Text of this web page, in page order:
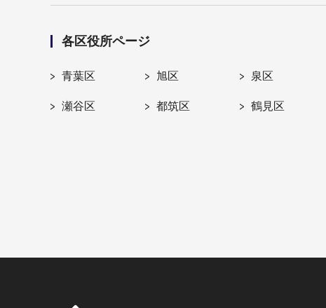
各区役所ページ
青葉区 旭区 泉区
瀬谷区 都筑区 鶴見区